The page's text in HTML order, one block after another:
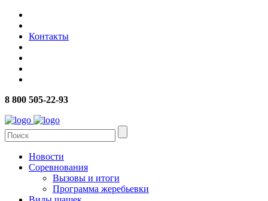
Контакты
8 800 505-22-93
Новости
Соревнования
Вызовы и итоги
Программа жеребьевки